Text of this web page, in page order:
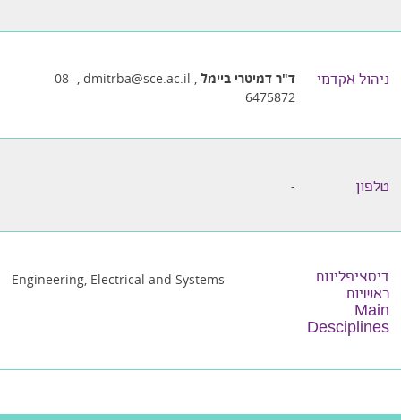
ניהול אקדמי ד"ר דמיטרי ביימל ,
dmitrba@sce.ac.il
,
08-
6475872
טלפון -
דיסציפלינות
ראשיות
Main
Desciplines
Engineering, Electrical and Systems